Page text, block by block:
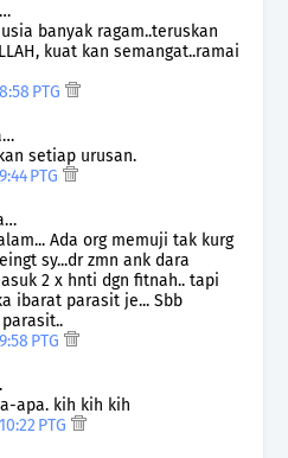
banyak ragam..teruskan
kuat kan semangat..ramai
PTG
setiap urusan.
PTG
Ada org memuji tak kurg
sy...dr zmn ank dara
2 x hnti dgn fitnah.. tapi
ibarat parasit je... Sbb
PTG
apa. kih kih kih
PTG